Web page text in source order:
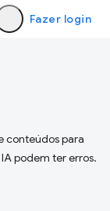
Fazer login
conteúdos para
podem ter erros.